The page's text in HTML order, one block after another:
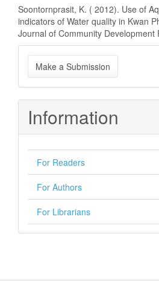
Soontornprasit, K. ( 2012). Use of
indicators of Water quality in Kwan
Journal of Community Development
Make
a
Submission
Make a Submission
Information
For Readers
For Authors
For Librarians